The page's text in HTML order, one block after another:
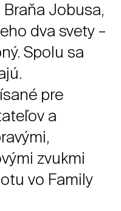
Jobusa,
dva svety –
Spolu sa
pre
a
zvukmi
vo Family